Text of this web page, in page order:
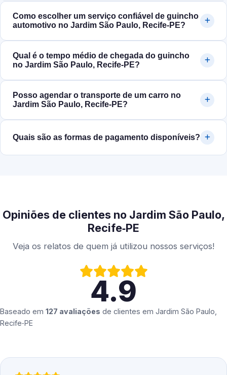
Como escolher um serviço confiável de guincho
automotivo no Jardim São Paulo, Recife‑PE?
Qual é o tempo médio de chegada do guincho
no Jardim São Paulo, Recife‑PE?
Posso agendar o transporte de um carro no
Jardim São Paulo, Recife‑PE?
Quais são as formas de pagamento disponíveis?
Opiniões de clientes no Jardim São Paulo,
Recife‑PE
Veja os relatos de quem já utilizou nossos serviços!
4.9
Baseado em 127 avaliações de clientes em Jardim São Paulo,
Recife‑PE